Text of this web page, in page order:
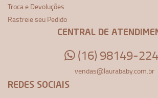
Troca e Devoluções
Rastreie seu Pedido
CENTRAL DE
(16) 98149-
vendas@laurababy.com.br
REDES SOCIAIS